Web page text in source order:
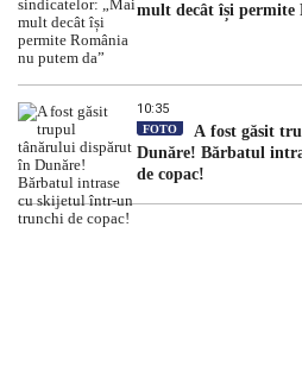
mult decât își permite
10:35
FOTO
A fost găsit
Dunăre! Bărbatul
de copac!